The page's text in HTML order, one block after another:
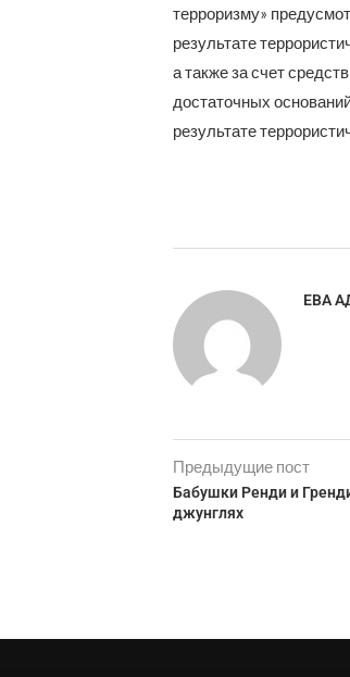
терроризму»
результате
а также за счет
достаточных
результате
ЕВА
Предыдущие пост
Бабушки Ренди и
джунглях